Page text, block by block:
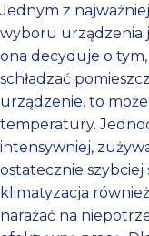
Jednym z
wyboru urządzenia
ona decyduje o
schładzać
urządzenie, to
temperatury.
intensywniej,
ostatecznie szybciej
klimatyzacja
narażać na